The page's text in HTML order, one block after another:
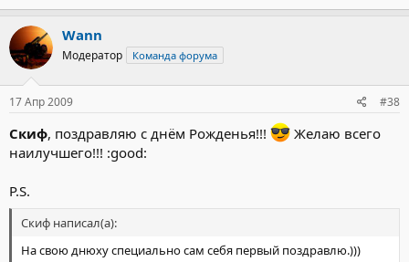
Wann
Модератор Команда форума
17 Апр 2009 #38
Скиф, поздравляю с днём Рожденья!!!
Желаю всего
наилучшего!!! :good:
P.S.
Скиф написал(а):
На свою днюху специально сам себя первый поздравлю.)))